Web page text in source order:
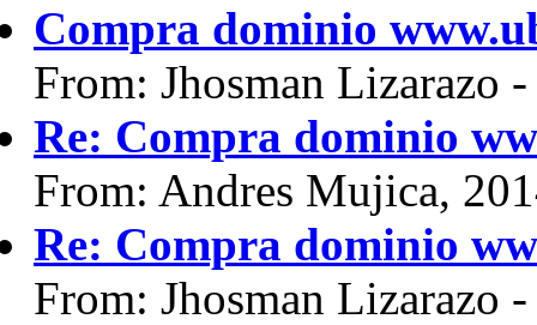
Compra dominio
From: Jhosman Lizarazo
Re: Compra dominio
From: Andres Mujica,
Re: Compra dominio
From: Jhosman Lizarazo